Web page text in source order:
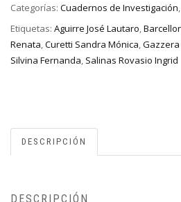
Categorías: Cuadernos de Investigación,
Etiquetas: Aguirre José Lautaro,
Renata,Curetti Sandra Mónica,
Silvina Fernanda, Salinas Rovasio Ingrid
DESCRIPCIÓN
DESCRIPCIÓN